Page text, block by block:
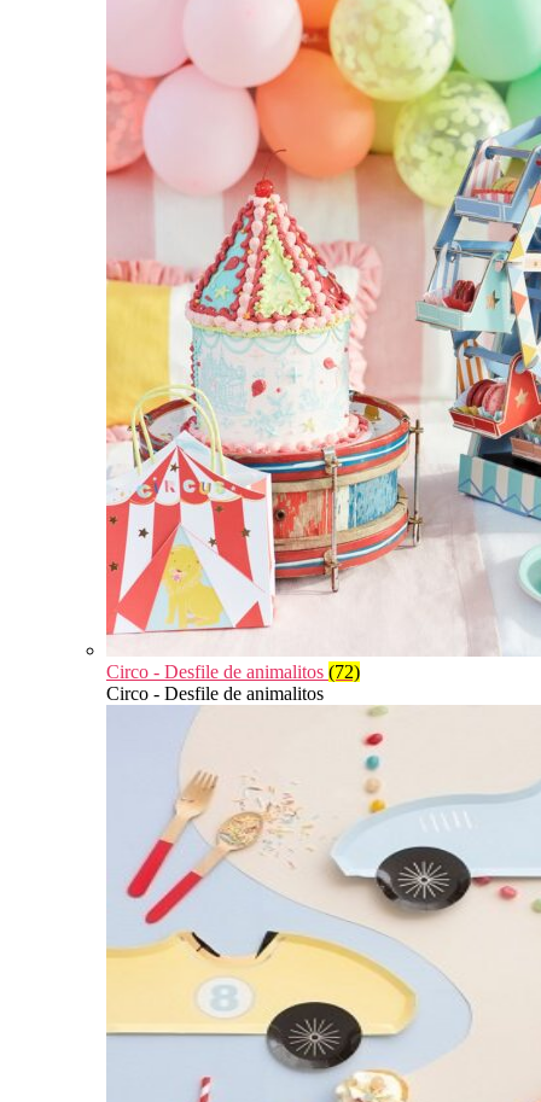
Circo - Desfile de animalitos (72)
Circo - Desfile de animalitos